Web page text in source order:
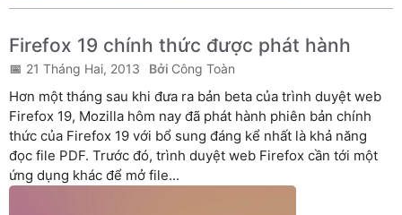
Firefox 19 chính thức được phát hành
21 Tháng Hai, 2013 Công Toàn
Hơn một tháng sau khi đưa ra bản beta của trình duyệt web
Firefox 19, Mozilla hôm nay đã phát hành phiên bản chính
thức của Firefox 19 với bổ sung đáng kể nhất là khả năng
đọc file PDF. Trước đó, trình duyệt web Firefox cần tới một
ứng dụng khác để mở file...